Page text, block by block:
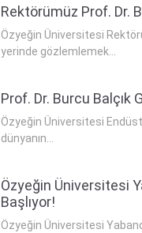
Rektörümüz Prof. Dr.
Özyeğin Üniversitesi
yerinde gözlemlemek...
Prof. Dr. Burcu
Özyeğin Üniversitesi
dünyanın...
Özyeğin Üniversitesi
Başlıyor!
Özyeğin Üniversitesi